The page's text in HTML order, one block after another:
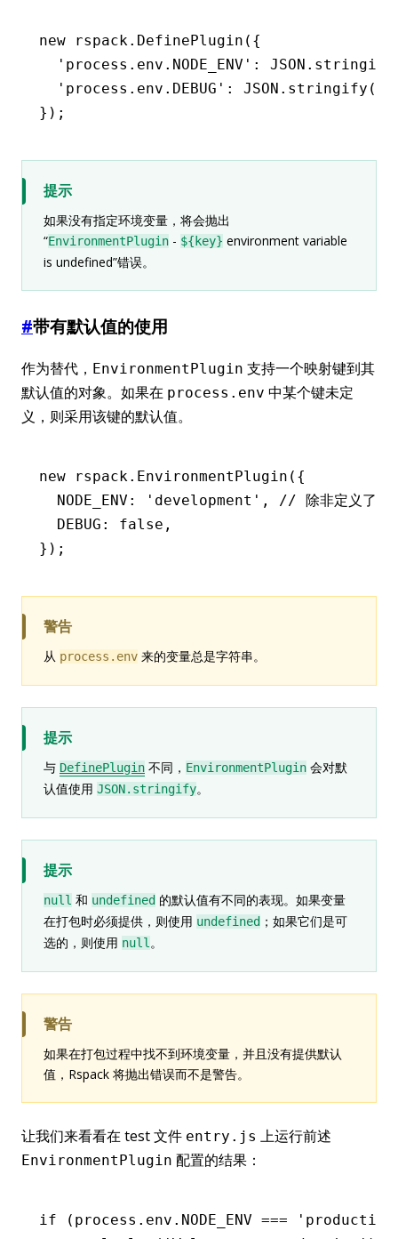
new rspack.DefinePlugin ({
  'process.env.NODE_ENV'
: JSON .stringify
  'process.env.DEBUG'
: JSON .stringify (
});
提示
如果没有指定环境变量，将会抛出
“EnvironmentPlugin - ${key} environment variable
is undefined”错误。
#带有默认值的使用
作为替代， EnvironmentPlugin 支持一个映射键到其
默认值的对象。如果在 process.env 中某个键未定
义，则采用该键的默认值。
new rspack.EnvironmentPlugin ({
  NODE_ENV
: 'development' ,
// 除非定义了
  DEBUG
: false ,
});
警告
从 process.env 来的变量总是字符串。
提示
与 DefinePlugin 不同， EnvironmentPlugin 会对默
认值使用 JSON.stringify。
提示
null 和 undefined 的默认值有不同的表现。如果变量
在打包时必须提供，则使用 undefined ；如果它们是可
选的，则使用 null 。
警告
如果在打包过程中找不到环境变量，并且没有提供默认
值，Rspack 将抛出错误而不是警告。
让我们来看看在 test 文件 entry.js 上运行前述
EnvironmentPlugin 配置的结果：
if ( process . env . NODE_ENV ===